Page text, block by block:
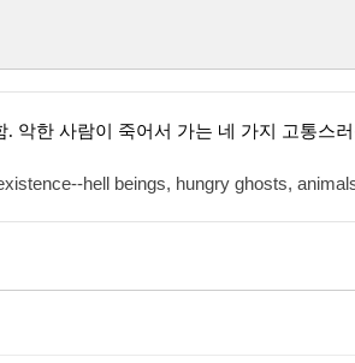
악한 사람이 죽어서 가는 네 가지 고통스
hell beings, hungry ghosts,